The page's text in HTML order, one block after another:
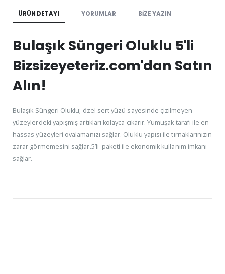
ÜRÜN DETAYI YORUMLAR BIZE YAZIN
Bulaşık Süngeri Oluklu 5'li
Bizsizeyeteriz.com'dan Satın
Alın!
Bulaşık Süngeri Oluklu; özel sert yüzü sayesinde çizilmeyen
yüzeylerdeki yapışmış artıkları kolayca çıkarır. Yumuşak tarafı ile en
hassas yüzeyleri ovalamanızı sağlar. Oluklu yapısı ile tırnaklarınızın
zarar görmemesini sağlar.5’li paketi ile ekonomik kullanım imkanı
sağlar.